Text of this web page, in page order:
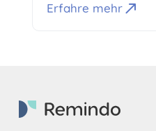
Erfahre mehr